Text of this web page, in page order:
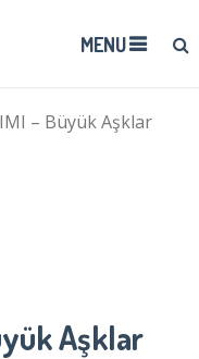
MENU
– Büyük Aşklar
Aşklar